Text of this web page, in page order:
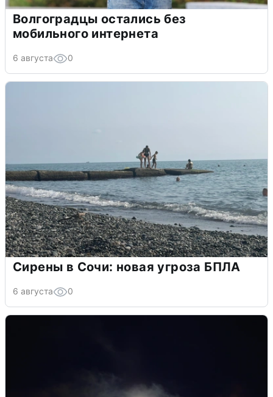
Волгоградцы остались без
мобильного интернета
6 августа 0
Сирены в Сочи: новая угроза БПЛА
6 августа 0